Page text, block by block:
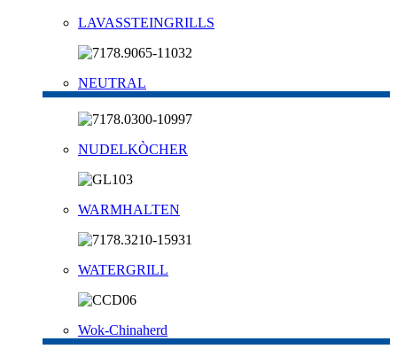
LAVASSTEINGRILLS
NEUTRAL
NUDELKÒCHER
WARMHALTEN
WATERGRILL
Wok-Chinaherd